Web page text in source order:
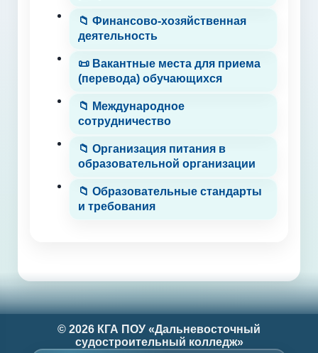
📁 Финансово-хозяйственная
деятельность
📜 Вакантные места для приема
(перевода) обучающихся
📁 Международное
сотрудничество
📁 Организация питания в
образовательной организации
📁 Образовательные стандарты
и требования
© 2026 КГА ПОУ «Дальневосточный
судостроительный колледж»